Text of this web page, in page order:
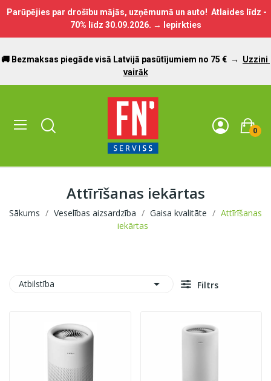
Parūpējies par drošību mājās, uzņēmumā un auto! Atlaides līdz -
70% līdz 30.09.2026. → Iepirkties
🚚 Bezmaksas piegāde visā Latvijā pasūtījumiem no 75 € → Uzzini
vairāk
0
Attīrīšanas iekārtas
Sākums Veselības aizsardzība Gaisa kvalitāte
Attīrīšanas
iekārtas
Atbilstība  Filtrs